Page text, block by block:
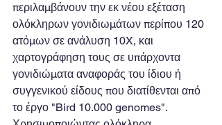
περιλαμβάνουν την εκ νέου εξέταση
ολόκληρων γονιδιωμάτων περίπου 120
ατόμων σε ανάλυση 10X, και
χαρτογράφηση τους σε υπάρχοντα
γονιδιώματα αναφοράς του ίδιου ή
συγγενικού είδους που διατίθενται από
το έργο "Bird 10.000 genomes".